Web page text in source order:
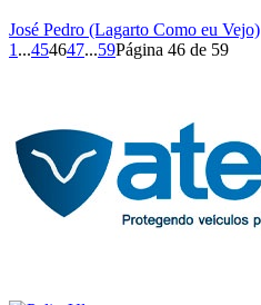
José Pedro (Lagarto Como eu Vejo)
1...454647...59Página 46 de 59